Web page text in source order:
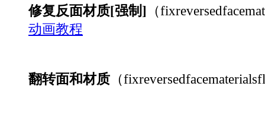
修复反面材质[强制] （
动画教程
翻转面和材质 （